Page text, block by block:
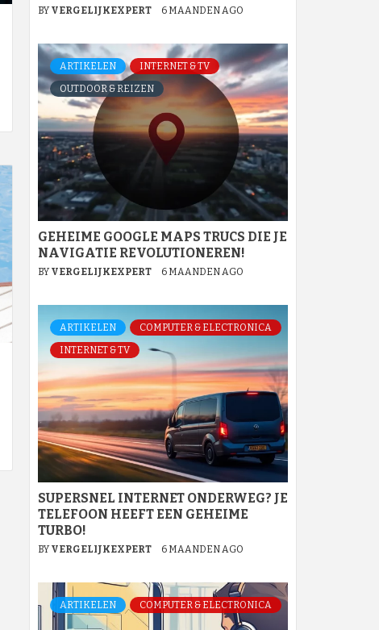
BY VERGELIJKEXPERT 6 MAANDEN AGO
ARTIKELEN
INTERNET & TV
OUTDOOR & REIZEN
GEHEIME GOOGLE MAPS TRUCS DIE JE
NAVIGATIE REVOLUTIONEREN!
BY VERGELIJKEXPERT 6 MAANDEN AGO
ARTIKELEN
COMPUTER & ELECTRONICA
INTERNET & TV
SUPERSNEL INTERNET ONDERWEG? JE
TELEFOON HEEFT EEN GEHEIME
TURBO!
BY VERGELIJKEXPERT 6 MAANDEN AGO
ARTIKELEN COMPUTER & ELECTRONICA